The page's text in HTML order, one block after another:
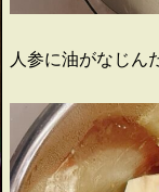
人参に油がなじん